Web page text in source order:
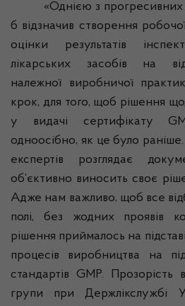
«Однією з прогресивних
б відзначив створення
оцінки результатів
лікарських засобів на
належної виробничої
крок, для того, щоб рішення
у видачі сертифікату
одноосібно, як це було
експертів розглядає
об’єктивно виносить своє
Адже нам важливо, щоб все
полі, без жодних проявів
рішення приймалось на
процесів виробництва на
стандартів GMP. Прозорість
групи приДержлікслужбі